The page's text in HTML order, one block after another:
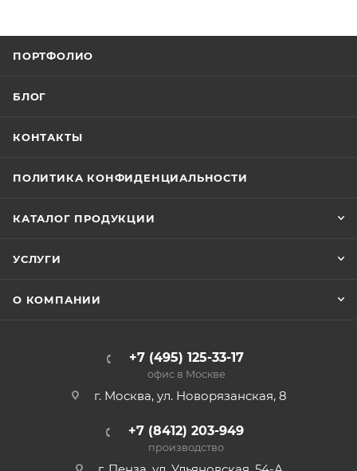
ПОРТФОЛИО
БЛОГ
КОНТАКТЫ
ПОЛИТИКА КОНФИДЕНЦИАЛЬНОСТИ
КАТАЛОГ ПРОДУКЦИИ
УСЛУГИ
О КОМПАНИИ
+7 (495) 125-33-17
офис в Москве
г. Москва, ул. Новорязанская, 8
+7 (8412) 203-949
производство